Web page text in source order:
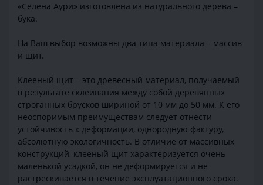
«Селена Аури» изготовлена из натурального дерева –
бука.
На Ваш выбор возможны два типа материала – массив
и щит.
Клееный щит – это древесный материал, получаемый
в результате склеивания между собой деревянных
строганных брусков шириной от 10 мм до 50 мм. К его
неоспоримым преимуществам следует отнести
устойчивость к деформации, однородную фактуру,
абсолютную экологичность. В отличие от массивных
конструкций, клееный щит характеризуется очень
маленькой усадкой, он не деформируется и не
растрескивается в течение эксплуатационного срока.